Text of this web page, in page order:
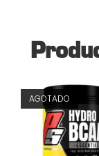
AGOTADO